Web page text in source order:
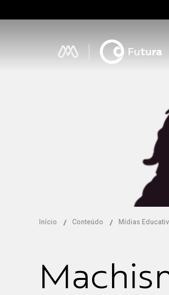
Início Conteúdo Mídias